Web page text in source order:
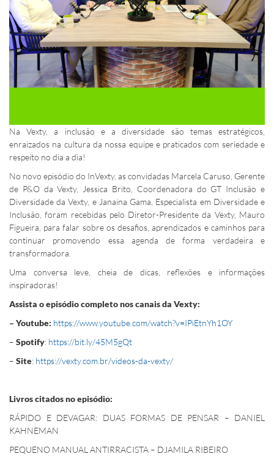
Na Vexty, a inclusão e a diversidade são temas estratégicos,
enraizados na cultura da nossa equipe e praticados com seriedade e
respeito no dia a dia!
No novo episódio do InVexty, as convidadas Marcela Caruso, Gerente
de P&O da Vexty, Jessica Brito, Coordenadora do GT Inclusão e
Diversidade da Vexty, e Janaina Gama, Especialista em Diversidade e
Inclusão, foram recebidas pelo Diretor-Presidente da Vexty, Mauro
Figueira, para falar sobre os desafios, aprendizados e caminhos para
continuar promovendo essa agenda de forma verdadeira e
transformadora.
Uma conversa leve, cheia de dicas, reflexões e informações
inspiradoras!
Assista o episódio completo nos canais da Vexty:
– Youtube: https://www.youtube.com/watch?v=IPiEtnYh1OY
– Spotify: https://bit.ly/45M5gQt
– Site: https://vexty.com.br/videos-da-vexty/
Livros citados no episódio:
RÁPIDO E DEVAGAR: DUAS FORMAS DE PENSAR – DANIEL
KAHNEMAN
PEQUENO MANUAL ANTIRRACISTA – DJAMILA RIBEIRO